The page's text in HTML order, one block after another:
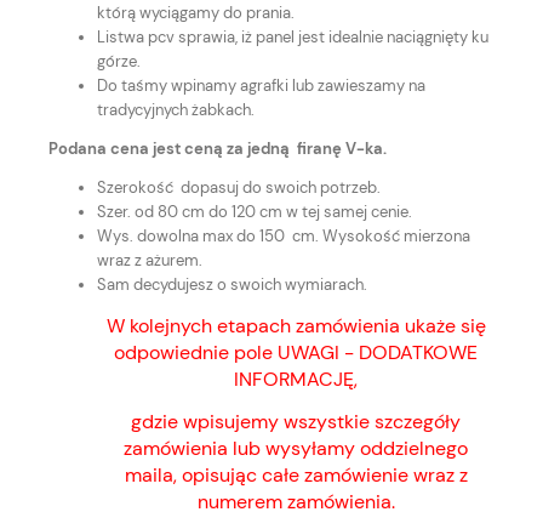
którą wyciągamy do prania.
Listwa pcv sprawia, iż panel jest idealnie naciągnięty ku
górze.
Do taśmy wpinamy agrafki lub zawieszamy na
tradycyjnych żabkach.
Podana cena jest ceną za jedną firanę V-ka.
Szerokość dopasuj do swoich potrzeb.
Szer. od 80 cm do 120 cm w tej samej cenie.
Wys. dowolna max do 150 cm. Wysokość mierzona
wraz z ażurem.
Sam decydujesz o swoich wymiarach.
W kolejnych etapach zamówienia ukaże się
odpowiednie pole UWAGI - DODATKOWE
INFORMACJĘ,
gdzie wpisujemy wszystkie szczegóły
zamówienia lub wysyłamy oddzielnego
maila, opisując całe zamówienie wraz z
numerem zamówienia.